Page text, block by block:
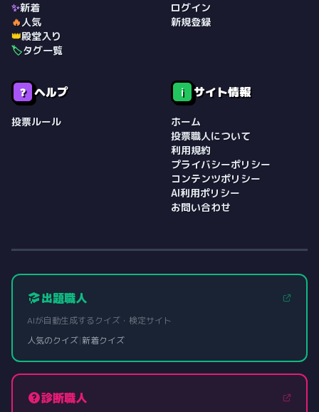
✨新着
🔥人気
👑殿堂入り
🏷️タグ一覧
ログイン
新規登録
❓ ヘルプ
投票ルール
ℹ️ サイト情報
ホーム
投票職人について
利用規約
プライバシーポリシー
コンテンツポリシー
AI利用ポリシー
お問い合わせ
出題職人
AIが自動生成するクイズ・検定サイト
人気のクイズ|新着クイズ
診断職人